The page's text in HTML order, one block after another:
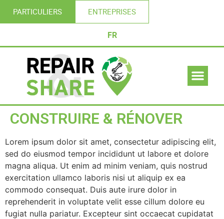
PARTICULIERS ENTREPRISES
FR
CONSTRUIRE & RÉNOVER
Lorem ipsum dolor sit amet, consectetur adipiscing elit,
sed do eiusmod tempor incididunt ut labore et dolore
magna aliqua. Ut enim ad minim veniam, quis nostrud
exercitation ullamco laboris nisi ut aliquip ex ea
commodo consequat. Duis aute irure dolor in
reprehenderit in voluptate velit esse cillum dolore eu
fugiat nulla pariatur. Excepteur sint occaecat cupidatat